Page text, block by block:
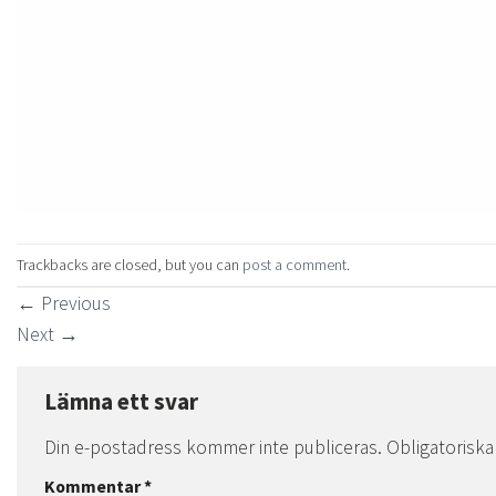
Trackbacks are closed, but you can post a comment.
← Previous
Next →
Lämna ett svar
Din e-postadress kommer inte publiceras.
Kommentar*